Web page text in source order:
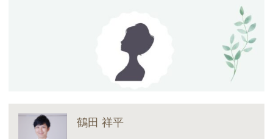
鶴田 祥平